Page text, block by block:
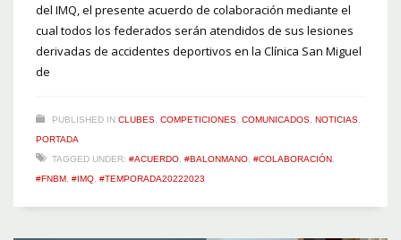
del IMQ, el presente acuerdo de colaboración mediante el
cual todos los federados serán atendidos de sus lesiones
derivadas de accidentes deportivos en la Clínica San Miguel
de
PUBLISHED IN CLUBES COMPETICIONES COMUNICADOS NOTICIAS
PORTADA
TAGGED UNDER: #ACUERDO #BALONMANO #COLABORACIÓN
#FNBM #IMQ #TEMPORADA20222023